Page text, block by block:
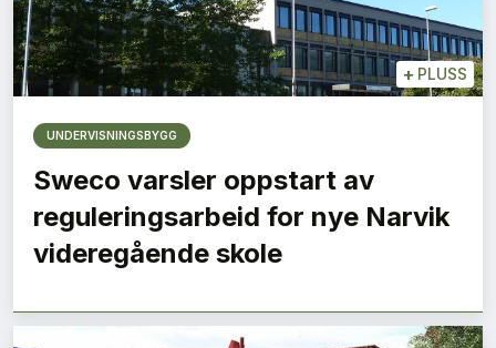
+ PLUSS
UNDERVISNINGSBYGG
Sweco varsler oppstart av
reguleringsarbeid for nye Narvik
videregående skole